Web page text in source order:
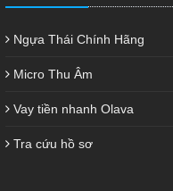
Ngựa Thái Chính Hãng
Micro Thu Âm
Vay tiền nhanh Olava
Tra cứu hồ sơ